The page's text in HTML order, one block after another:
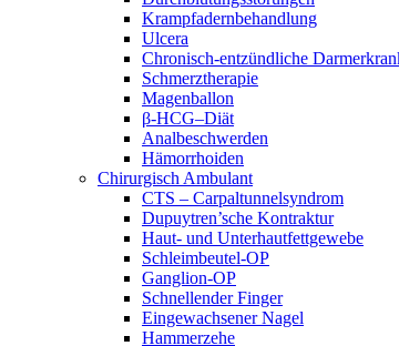
Krampfadernbehandlung
Ulcera
Chronisch-entzündliche
Schmerztherapie
Magenballon
β-HCG–Diät
Analbeschwerden
Hämorrhoiden
Chirurgisch Ambulant
CTS – Carpaltunnelsyndrom
Dupuytren’sche Kontraktur
Haut- und Unterhautfettgewebe
Schleimbeutel-OP
Ganglion-OP
Schnellender Finger
Eingewachsener Nagel
Hammerzehe